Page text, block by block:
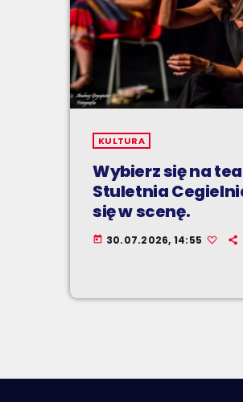
KULTURA
Wybierz się na
Stuletnia
się w scenę.
today 30.07.2026, 14:55